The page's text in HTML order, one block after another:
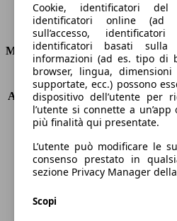
Consumi
Motore e Prestazioni
KW (PS)
108
Accelerazione (0-100 km/h)
9.9s
Velocità massima (km/h)
190
Numero di marce
6
Coppia
350 nm
Cilindrata
1998
Carburante
Diesel
Trasmissione
Cookie, identificatori
identificatori online (ad
sull’accesso,
identificatori basati
informazioni (ad es. tipo di
browser, lingua,
supportate, ecc.) possono
dispositivo dell’utente per
l’utente si connette a
più finalità qui presentate.
L’utente può modificare le
consenso prestato in
sezione Privacy Manager
Scopi